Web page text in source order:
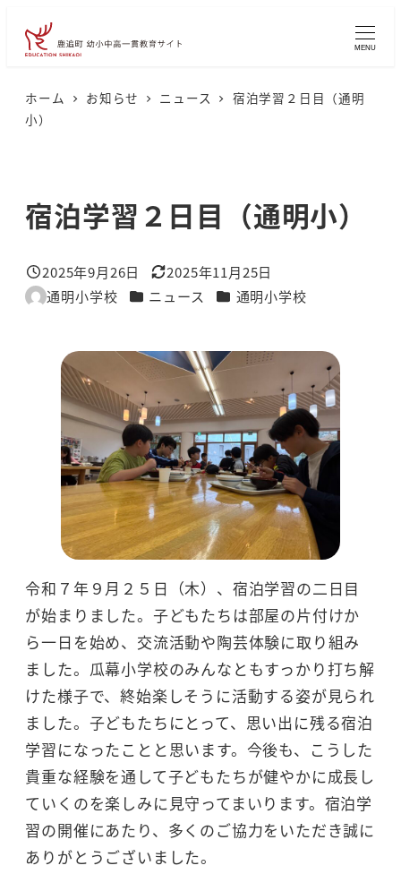
MENU
ホーム お知らせ ニュース
宿泊学習２日目（通明
小）
宿泊学習２日目（通明小）
投稿日
2025年9月26日
更新日
2025年11月25日
著
通明小学校 カテゴリー
ニュース カテゴリー
通明小学校
令和７年９月２５日（木）、宿泊学習の二日目
が始まりました。子どもたちは部屋の片付けか
ら一日を始め、交流活動や陶芸体験に取り組み
ました。瓜幕小学校のみんなともすっかり打ち解
けた様子で、終始楽しそうに活動する姿が見られ
ました。子どもたちにとって、思い出に残る宿泊
学習になったことと思います。今後も、こうした
貴重な経験を通して子どもたちが健やかに成長し
ていくのを楽しみに見守ってまいります。宿泊学
習の開催にあたり、多くのご協力をいただき誠に
ありがとうございました。